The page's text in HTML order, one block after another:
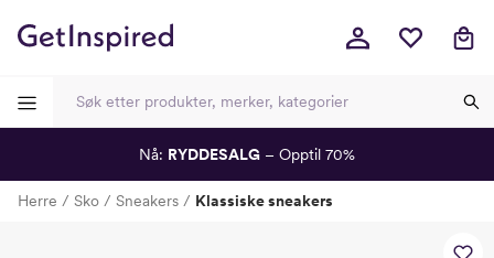
Herre Sko Sneakers Klassiske sneakers
Nå: RYDDESALG – Opptil 70%
-
-
-
-